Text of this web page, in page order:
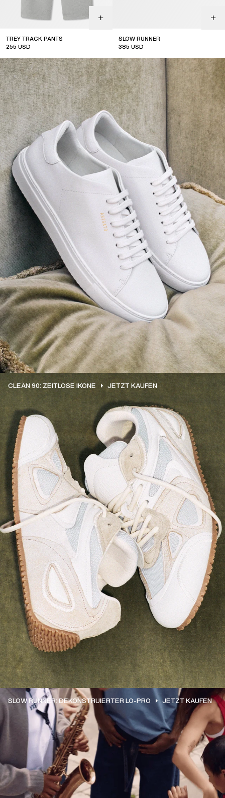
TREY TRACK PANTS
255 USD
SLOW RUNNER
385 USD
CLEAN 90: ZEITLOSE IKONE JETZT KAUFEN
SLOW RUNNER: DEKONSTRUIERTER LO-PRO JETZT KAUFEN